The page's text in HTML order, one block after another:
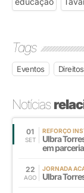
Tags
Eventos
Notícias
01
SET
REFORÇO
Ulbra
em
22
AGO
JORNADA
Ulbra